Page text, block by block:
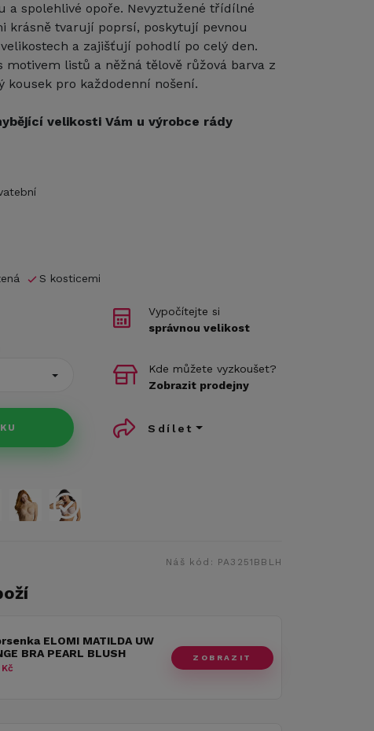
a spolehlivé opoře. Nevyztužené třídílné
krásně tvarují poprsí, poskytují pevnou
a zajišťují pohodlí po celý den.
motivem listů a něžná tělově růžová barva z
kousek pro každodenní nošení.
velikosti Vám u výrobce rády
S kosticemi
Vypočítejte si
správnou velikost
Kde můžete vyzkoušet?
Zobrazit prodejny
Sdílet
Náš kód: PA3251BBLH
ELOMI MATILDA UW
BRA PEARL BLUSH
ZOBRAZIT